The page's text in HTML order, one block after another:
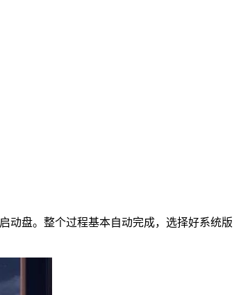
动盘。整个过程基本自动完成，选择好系统版